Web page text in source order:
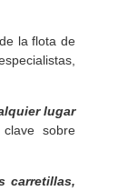
la flota de
lugar
sobre
carretillas,